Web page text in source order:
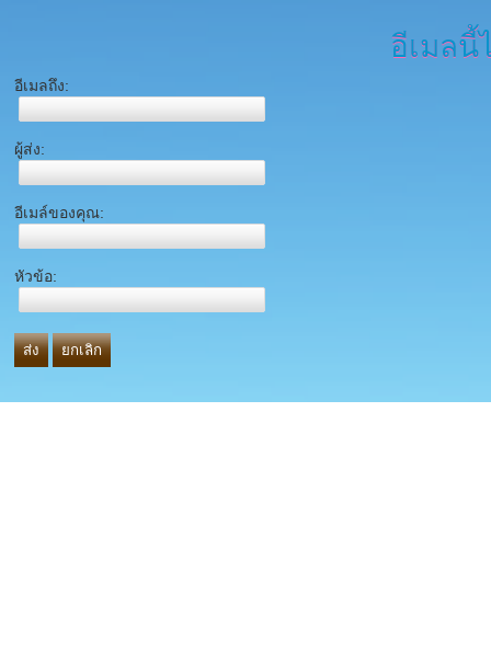
อีเมลนี้
อีเมลถึง:
ผู้ส่ง:
อีเมล์ของคุณ:
หัวข้อ:
ส่ง ยกเลิก